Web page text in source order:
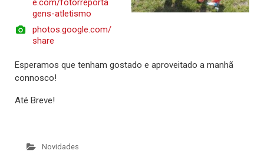
e.com/fotorreporta
gens-atletismo
photos.google.com/
share
Esperamos que tenham gostado e aproveitado a manhã
connosco!
Até Breve!
Novidades